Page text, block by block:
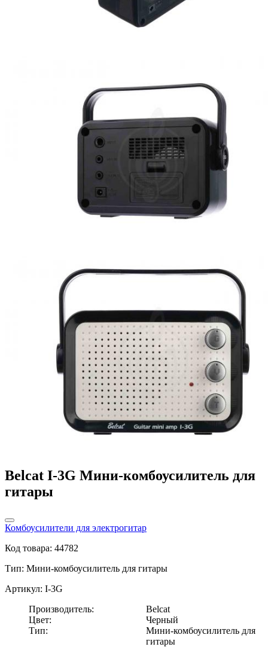
Belcat I-3G Мини-комбоусилитель для
гитары
Комбоусилители для электрогитар
Код товара: 44782
Тип: Мини-комбоусилитель для гитары
Артикул: I-3G
Производитель:
Belcat
Цвет:
Черный
Тип:
Мини-комбоусилитель для
гитары